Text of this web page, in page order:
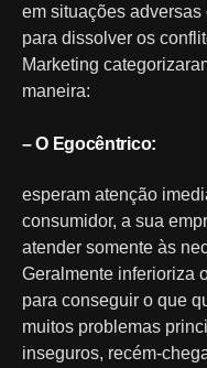
em situações
para dissolver os
Marketing
maneira:
– O Egocêntrico:
esperam atenção
consumidor, a sua
atender somente às
Geralmente inferioriza
para conseguir o que
muitos problemas
inseguros, recém-